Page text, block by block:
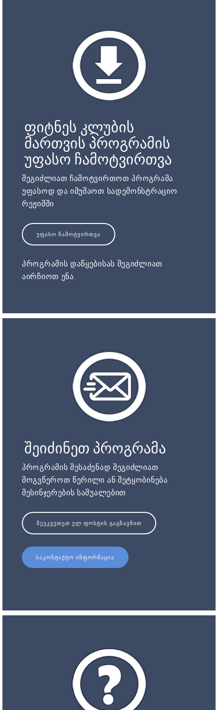
ფიტნეს კლუბის
მართვის პროგრამის
უფასო ჩამოტვირთვა
შეგიძლიათ ჩამოტვირთოთ პროგრამა
უფასოდ და იმუშაოთ სადემონსტრაციო
რეჟიმში
ᲣᲤᲐᲡᲝ ᲩᲐᲛᲝᲢᲕᲘᲠᲗᲕᲐ
პროგრამის დაწყებისას შეგიძლიათ
აირჩიოთ ენა.
შეიძინეთ პროგრამა
პროგრამის შესაძენად შეგიძლიათ
მოგვწეროთ წერილი ან შეტყობინება
მესინჯერების საშუალებით
ᲨᲔᲣᲙᲕᲔᲗᲔᲗ ᲔᲚ.ᲤᲝᲡᲢᲘᲡ ᲒᲐᲒᲖᲐᲕᲜᲘᲗ
ᲡᲐᲙᲝᲜᲢᲐᲥᲢᲝ ᲘᲜᲤᲝᲠᲛᲐᲪᲘᲐ